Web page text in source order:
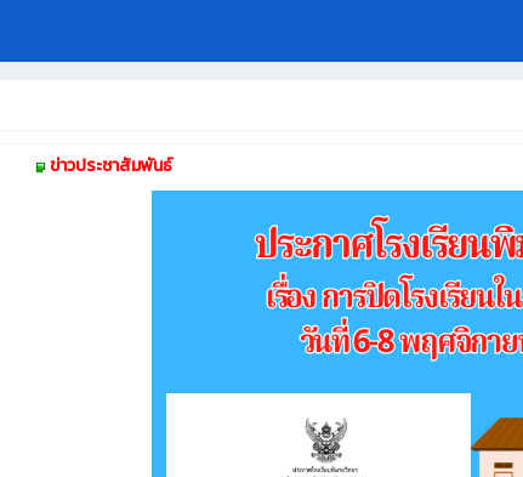
ข่าวประชาสัมพันธ์